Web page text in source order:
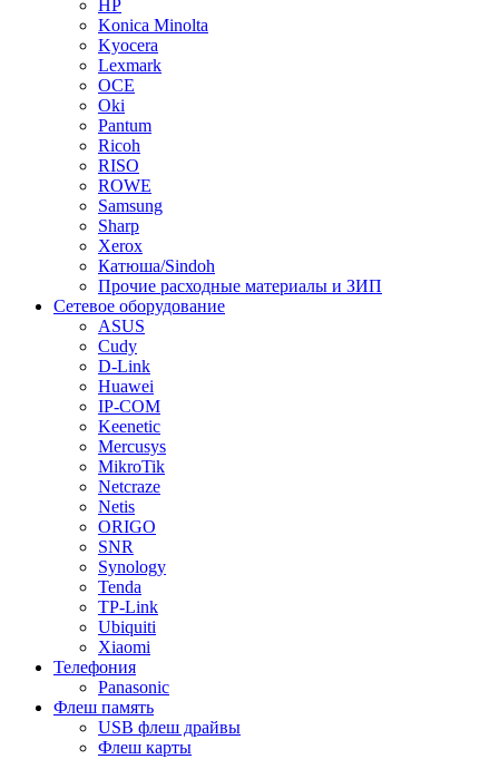
HP
Konica Minolta
Kyocera
Lexmark
OCE
Oki
Pantum
Ricoh
RISO
ROWE
Samsung
Sharp
Xerox
Катюша/Sindoh
Прочие расходные материалы и ЗИП
Сетевое оборудование
ASUS
Cudy
D-Link
Huawei
IP-COM
Keenetic
Mercusys
MikroTik
Netcraze
Netis
ORIGO
SNR
Synology
Tenda
TP-Link
Ubiquiti
Xiaomi
Телефония
Panasonic
Флеш память
USB флеш драйвы
Флеш карты